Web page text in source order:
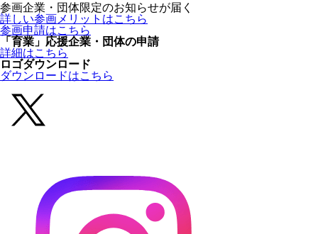
参画企業・団体限定のお知らせが届く
詳しい参画メリットはこちら
参画申請はこちら
「育業」応援企業・団体の申請
詳細はこちら
ロゴダウンロード
ダウンロードはこちら